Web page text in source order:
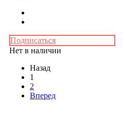
Подписаться
Нет в наличии
Назад
1
2
Вперед